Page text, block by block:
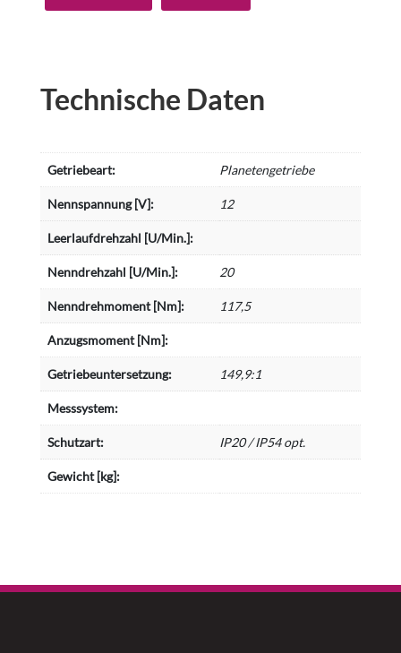
Technische Daten
Getriebeart: Planetengetriebe
Nennspannung [V]: 12
Leerlaufdrehzahl [U/Min.]:
Nenndrehzahl [U/Min.]: 20
Nenndrehmoment [Nm]: 117,5
Anzugsmoment [Nm]:
Getriebeuntersetzung: 149,9:1
Messsystem:
Schutzart: IP20 / IP54 opt.
Gewicht [kg]: